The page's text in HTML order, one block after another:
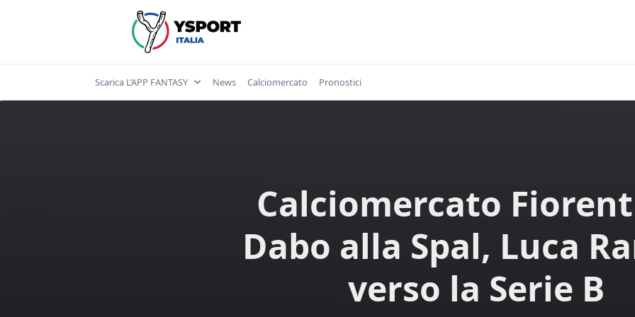
Scarica L’APP FANTASY News Calciomercato Pronostici
Calciomercato
Dabo alla Spal, Luca
verso la Serie B